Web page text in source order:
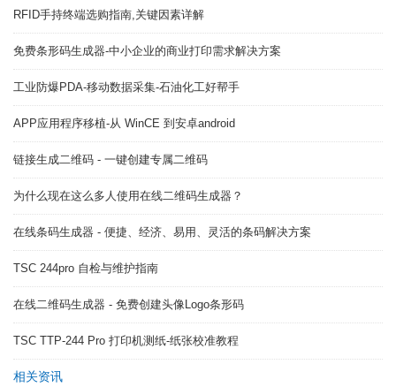
RFID手持终端选购指南,关键因素详解
免费条形码生成器-中小企业的商业打印需求解决方案
工业防爆PDA-移动数据采集-石油化工好帮手
APP应用程序移植-从 WinCE 到安卓android
链接生成二维码 - 一键创建专属二维码
为什么现在这么多人使用在线二维码生成器？
在线条码生成器 - 便捷、经济、易用、灵活的条码解决方案
TSC 244pro 自检与维护指南
在线二维码生成器 - 免费创建头像Logo条形码
TSC TTP-244 Pro 打印机测纸-纸张校准教程
相关资讯